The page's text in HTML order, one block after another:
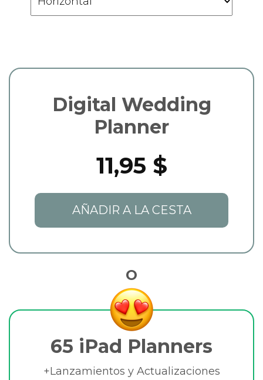
Digital Wedding
Planner
11,95 $
AÑADIR A LA CESTA
O
65 iPad Planners
+Lanzamientos y Actualizaciones